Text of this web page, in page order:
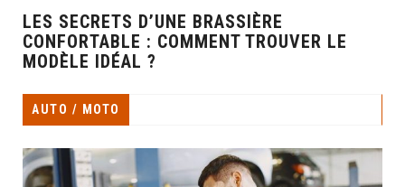
LES SECRETS D’UNE BRASSIÈRE
CONFORTABLE : COMMENT TROUVER LE
MODÈLE IDÉAL ?
AUTO / MOTO